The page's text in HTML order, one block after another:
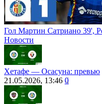
Гол Мартин Сатриано 39',
Новости
Хетафе — Осасуна: превью
21.05.2026, 13:46 0